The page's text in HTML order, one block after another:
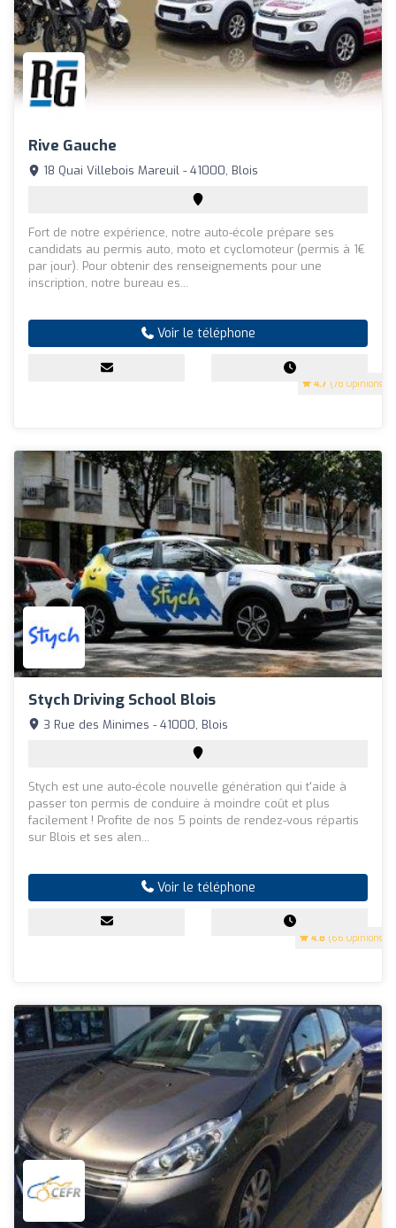
Rive Gauche
4.7 (78 Opinions)
18 Quai Villebois Mareuil - 41000, Blois
Fort de notre expérience, notre auto-école prépare ses
candidats au permis auto, moto et cyclomoteur (permis à 1€
par jour). Pour obtenir des renseignements pour une
inscription, notre bureau es...
Voir le téléphone
Stych Driving School Blois
4.8 (66 Opinions)
3 Rue des Minimes - 41000, Blois
Stych est une auto-école nouvelle génération qui t'aide à
passer ton permis de conduire à moindre coût et plus
facilement ! Profite de nos 5 points de rendez-vous répartis
sur Blois et ses alen...
Voir le téléphone